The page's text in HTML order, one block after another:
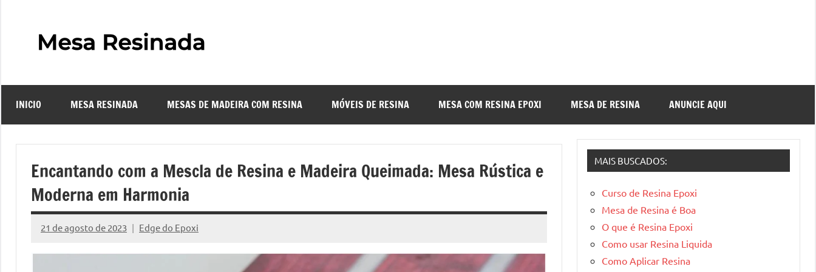
Resinada
–
Como
Mesa
resinadas,
a
encontra
INICIO MESA RESINADA MESAS DE MADEIRA COM RESINA MÓVEIS DE RESINA MESA COM RESINA EPOXI MESA DE RESINA ANUNCIE AQUI
Encantando com a Mescla de Resina e Madeira Queimada: Mesa Rústica e
Moderna em Harmonia
21 de agosto de 2023 Edge do Epoxi
Nenhum
Comentário
MAIS BUSCADOS:
Curso de Resina Epoxi
Mesa de Resina é Boa
O que é Resina Epoxi
Como usar Resina Liquida
Como Aplicar Resina